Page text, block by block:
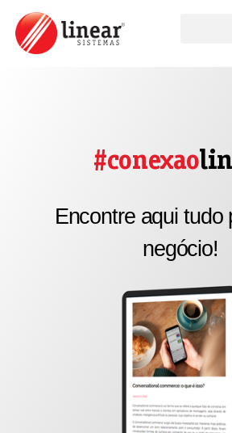
#conexao
Encontre aqui tudo
negócio!